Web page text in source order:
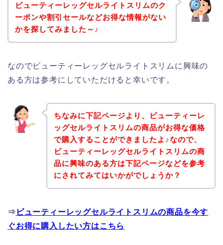
ビューティーレッグセルライトスリムのク
ーポンや割引セールなどお得な情報がない
かを探してみました～♪
なのでビューティーレッグセルライトスリムに興味の
ある方は参考にしていただけると幸いです。
ちなみに下記ページより、ビューティーレ
ッグセルライトスリムの商品がお得な価格
で購入することができましたよ♪なので、
ビューティーレッグセルライトスリムの商
品に興味のある方は下記ページなどを参考
にされてみてはいかがでしょうか？
⇒ ビューティーレッグセルライトスリムの商品を今す
ぐお得に購入したい方はこちら